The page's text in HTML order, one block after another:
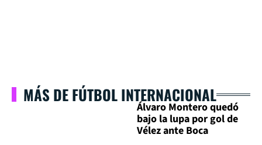
MÁS DE FÚTBOL INTERNACIONAL
Álvaro Montero quedó
bajo la lupa por gol de
Vélez ante Boca